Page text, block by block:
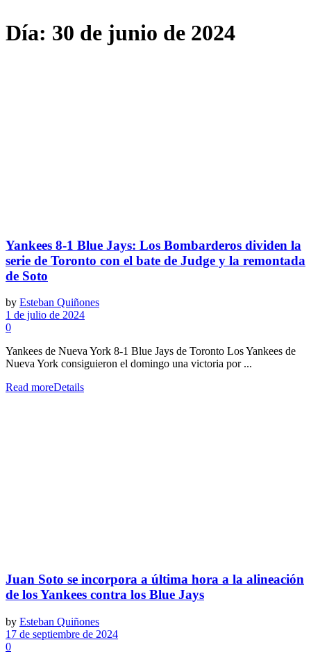
Día: 30 de junio de 2024
Yankees 8-1 Blue Jays: Los Bombarderos dividen la
serie de Toronto con el bate de Judge y la remontada
de Soto
by Esteban Quiñones
1 de julio de 2024
0
Yankees de Nueva York 8-1 Blue Jays de Toronto Los Yankees de
Nueva York consiguieron el domingo una victoria por ...
Read moreDetails
Juan Soto se incorpora a última hora a la alineación
de los Yankees contra los Blue Jays
by Esteban Quiñones
17 de septiembre de 2024
0